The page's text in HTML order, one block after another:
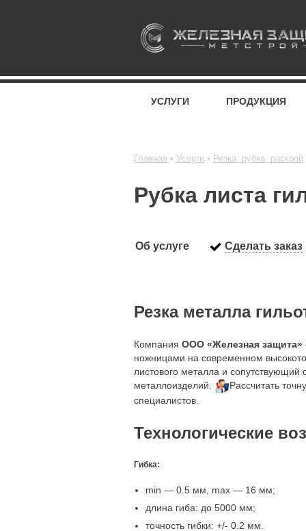
УСЛУГИ ПРОДУКЦИЯ
Главная Услуги Резка, рубка, раскрой
Рубка листа
Об услуге Сделать заказ
Резка металла
Компания ООО «Железная защита»
ножницами на современном
листового металла и сопутствующий
металлоизделий.
Рассчитать
специалистов.
Технологические
Гибка:
min — 0.5 мм, mах — 16 мм;
длина гиба: до 5000 мм;
точность гибки: +/- 0.2 мм.